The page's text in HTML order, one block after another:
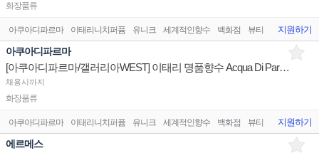
화장품류
아쿠아디파르마 이태리니치퍼퓸 유니크 세계적인향수 백화점 뷰티 지원하기
아쿠아디파르마
[아쿠아디파르마/갤러리아WEST] 이태리 명품향수 Acqua Di Parma 주니어 스탭 채용
채용시까지
화장품류
아쿠아디파르마 이태리니치퍼퓸 유니크 세계적인향수 백화점 뷰티 지원하기
에르메스